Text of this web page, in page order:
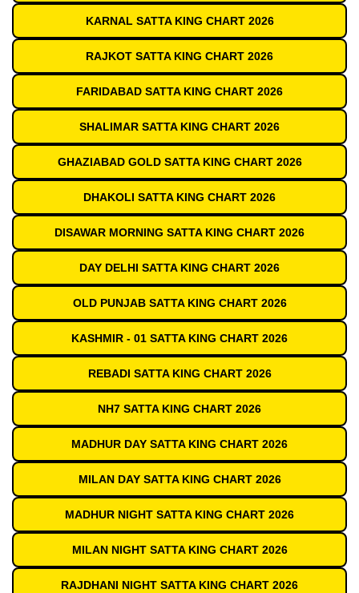
KARNAL SATTA KING CHART 2026
RAJKOT SATTA KING CHART 2026
FARIDABAD SATTA KING CHART 2026
SHALIMAR SATTA KING CHART 2026
GHAZIABAD GOLD SATTA KING CHART 2026
DHAKOLI SATTA KING CHART 2026
DISAWAR MORNING SATTA KING CHART 2026
DAY DELHI SATTA KING CHART 2026
OLD PUNJAB SATTA KING CHART 2026
KASHMIR - 01 SATTA KING CHART 2026
REBADI SATTA KING CHART 2026
NH7 SATTA KING CHART 2026
MADHUR DAY SATTA KING CHART 2026
MILAN DAY SATTA KING CHART 2026
MADHUR NIGHT SATTA KING CHART 2026
MILAN NIGHT SATTA KING CHART 2026
RAJDHANI NIGHT SATTA KING CHART 2026